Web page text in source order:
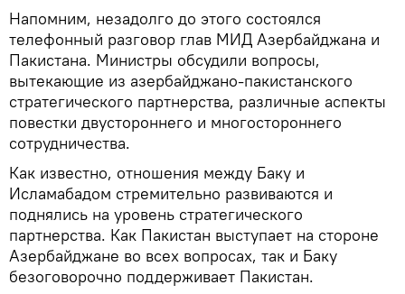
Напомним, незадолго до этого состоялся
телефонный разговор глав МИД Азербайджана и
Пакистана. Министры обсудили вопросы,
вытекающие из азербайджано-пакистанского
стратегического партнерства, различные аспекты
повестки двустороннего и многостороннего
сотрудничества.
Как известно, отношения между Баку и
Исламабадом стремительно развиваются и
поднялись на уровень стратегического
партнерства. Как Пакистан выступает на стороне
Азербайджане во всех вопросах, так и Баку
безоговорочно поддерживает Пакистан.